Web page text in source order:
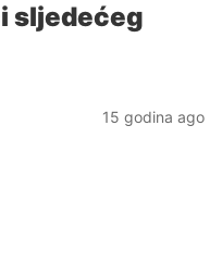
sljedećeg
15 godina ago